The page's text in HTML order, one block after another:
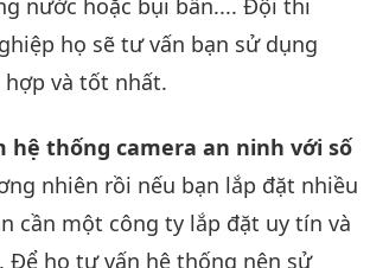
nước hoặc bụi bẩn.... Đội thi
họ sẽ tư vấn bạn sử dụng
và tốt nhất.
hệ thống camera an ninh với số
nhiên rồi nếu bạn lắp đặt nhiều
cần một công ty lắp đặt uy tín và
Để họ tư vấn hệ thống nên sử